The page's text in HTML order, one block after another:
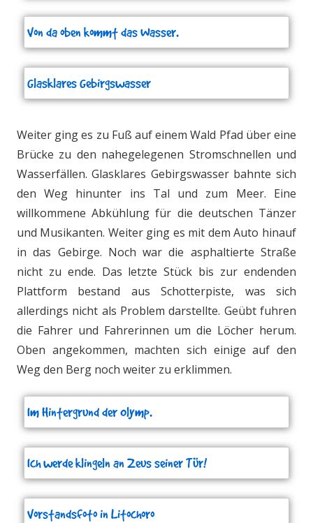
Von da oben kommt das Wasser.
Glasklares Gebirgswasser
Weiter ging es zu Fuß auf einem Wald Pfad über eine
Brücke zu den nahegelegenen Stromschnellen und
Wasserfällen. Glasklares Gebirgswasser bahnte sich
den Weg hinunter ins Tal und zum Meer. Eine
willkommene Abkühlung für die deutschen Tänzer
und Musikanten. Weiter ging es mit dem Auto hinauf
in das Gebirge. Noch war die asphaltierte Straße
nicht zu ende. Das letzte Stück bis zur endenden
Plattform bestand aus Schotterpiste, was sich
allerdings nicht als Problem darstellte. Geübt fuhren
die Fahrer und Fahrerinnen um die Löcher herum.
Oben angekommen, machten sich einige auf den
Weg den Berg noch weiter zu erklimmen.
Im Hintergrund der Olymp.
Ich werde klingeln an Zeus seiner Tür!
Vorstandsfoto in Litochoro